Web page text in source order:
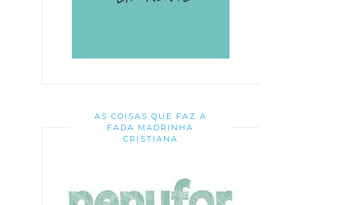
AS COISAS QUE FAZ A
FADA MADRINHA
CRISTIANA